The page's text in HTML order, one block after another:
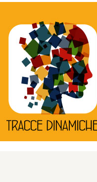
Tracce dinamiche
Tracce Dinamiche è una
rassegna di teatro
d’innovazione e sperimentale.
Continua